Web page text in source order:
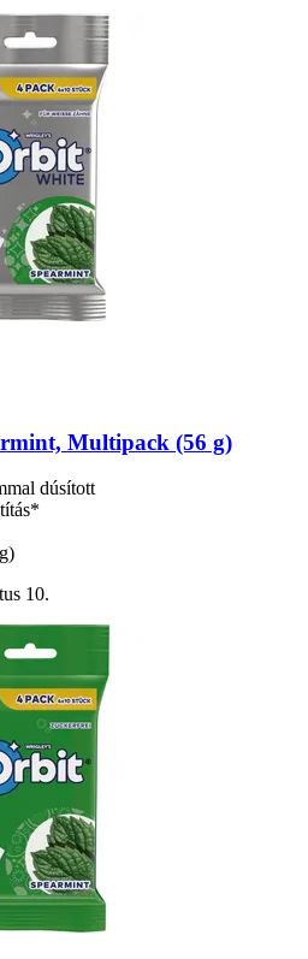
Multipack (56 g)
dúsított
10.